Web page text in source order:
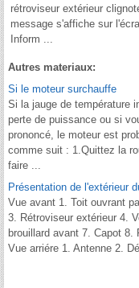
rétroviseur extérieur
message s'affiche sur
Inform ...
Autres materiaux:
Si le moteur surchauffe
Si la jauge de température
perte de puissance ou si
prononcé, le moteur est
comme suit : 1.Quittez la
faire ...
Présentation de l'extérieur
Vue avant 1. Toit ouvrant
3. Rétroviseur extérieur 4.
brouillard avant 7. Capot 8.
Vue arriére 1. Antenne 2.